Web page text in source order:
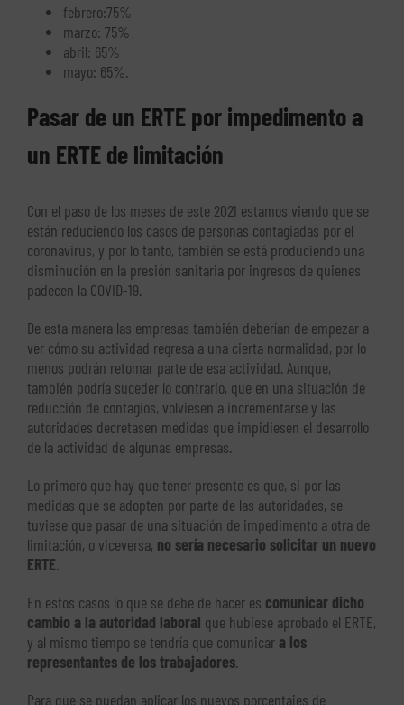
febrero:75%
marzo: 75%
abril: 65%
mayo: 65%.
Pasar de un ERTE por impedimento a
un ERTE de limitación
Con el paso de los meses de este 2021 estamos viendo que se
están reduciendo los casos de personas contagiadas por el
coronavirus, y por lo tanto, también se está produciendo una
disminución en la presión sanitaria por ingresos de quienes
padecen la COVID-19.
De esta manera las empresas también deberían de empezar a
ver cómo su actividad regresa a una cierta normalidad, por lo
menos podrán retomar parte de esa actividad. Aunque,
también podría suceder lo contrario, que en una situación de
reducción de contagios, volviesen a incrementarse y las
autoridades decretasen medidas que impidiesen el desarrollo
de la actividad de algunas empresas.
Lo primero que hay que tener presente es que, si por las
medidas que se adopten por parte de las autoridades, se
tuviese que pasar de una situación de impedimento a otra de
limitación, o viceversa, no sería necesario solicitar un nuevo
ERTE.
En estos casos lo que se debe de hacer es comunicar dicho
cambio a la autoridad laboral que hubiese aprobado el ERTE,
y al mismo tiempo se tendría que comunicara los
representantes de los trabajadores.
Para que se puedan aplicar los nuevos porcentajes de